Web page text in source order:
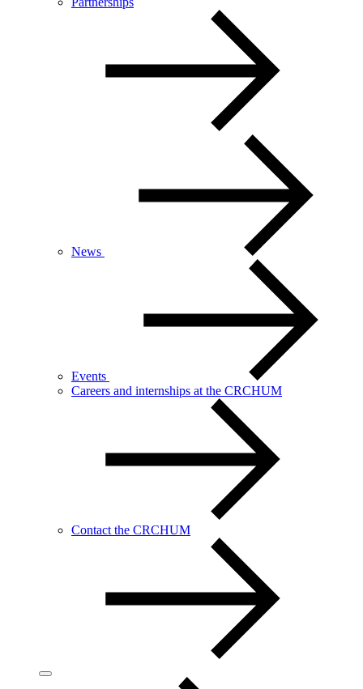
News
Events
Careers and internships at the CRCHUM
Contact the CRCHUM